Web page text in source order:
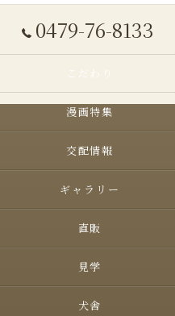
0479-76-8133
こだわり
漫画特集
交配情報
ギャラリー
直販
見学
犬舎